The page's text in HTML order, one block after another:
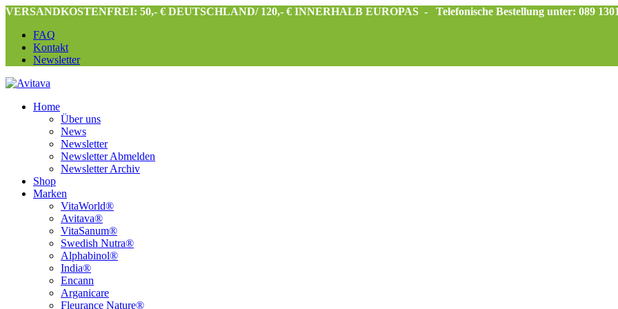
VERSANDKOSTENFREI: 50,- € DEUTSCHLAND/ 120,- € INNERHALB EUROPAS -
Telefonische Bestellung unter: 089
FAQ
Kontakt
Newsletter
Home
Über uns
News
Newsletter
Newsletter Abmelden
Newsletter Archiv
Shop
Marken
VitaWorld®
Avitava®
VitaSanum®
Swedish Nutra®
Alphabinol®
India®
Encann
Arganicare
Fleurance Nature®